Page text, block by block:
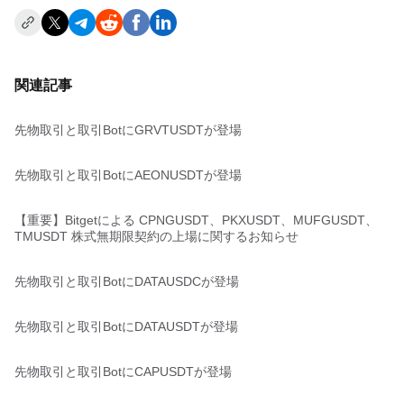
関連記事
先物取引と取引BotにGRVTUSDTが登場
先物取引と取引BotにAEONUSDTが登場
【重要】Bitgetによる CPNGUSDT、PKXUSDT、MUFGUSDT、
TMUSDT 株式無期限契約の上場に関するお知らせ
先物取引と取引BotにDATAUSDCが登場
先物取引と取引BotにDATAUSDTが登場
先物取引と取引BotにCAPUSDTが登場